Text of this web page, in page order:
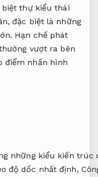
biệt thự kiểu thái
đặc biệt là những
Hạn chế phát
vượt ra bên
điểm nhấn hình
những kiểu kiến
độ dốc nhất định,